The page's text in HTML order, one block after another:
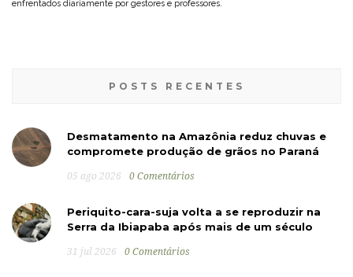
enfrentados diariamente por gestores e professores.
POSTS RECENTES
Desmatamento na Amazônia reduz chuvas e
compromete produção de grãos no Paraná
05 ago 2026 0 Comentários
Periquito-cara-suja volta a se reproduzir na
Serra da Ibiapaba após mais de um século
31 jul 2026 0 Comentários